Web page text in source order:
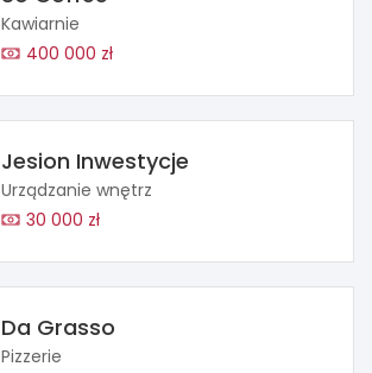
Kawiarnie
400 000 zł
Jesion Inwestycje
Urządzanie wnętrz
30 000 zł
Da Grasso
Pizzerie